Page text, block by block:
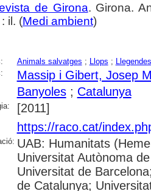
de Girona. Girona.
il. (Medi ambient)
Animals salvatges ; Llops ;
Llegendes
Massip i Gibert, Josep
Banyoles; Catalunya
[2011]
https://raco.cat/
UAB: Humanitats
Universitat Autònoma
Universitat de
de Catalunya;